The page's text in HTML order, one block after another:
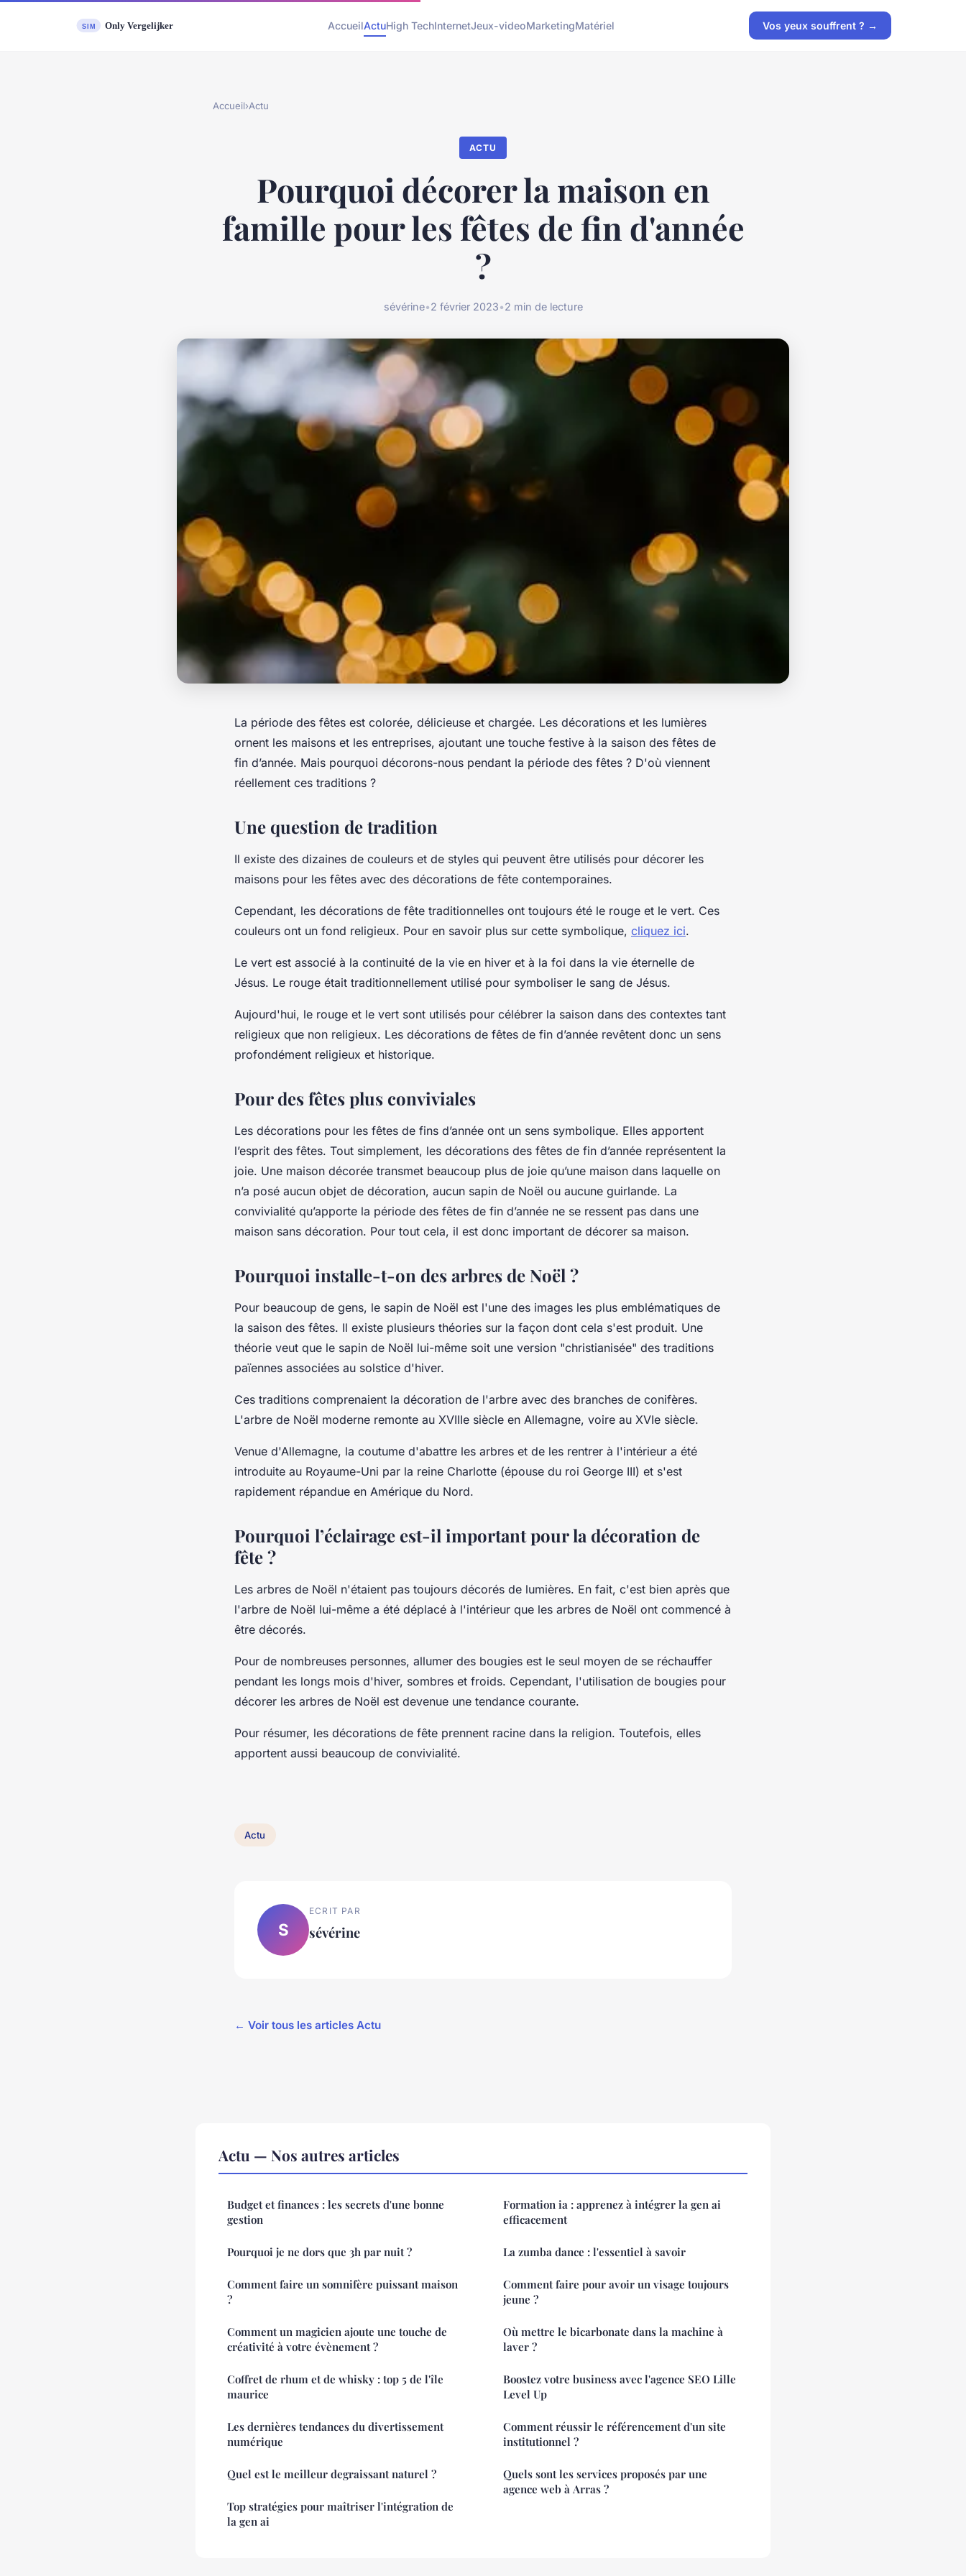
AccueilActuHigh TechInternetJeux-videoMarketingMatériel Vos yeux souffrent ? →
Accueil›Actu
ACTU
Pourquoi décorer la maison en
famille pour les fêtes de fin d'année
?
sévérine•2 février 2023•2 min de lecture
La période des fêtes est colorée, délicieuse et chargée. Les décorations et les lumières
ornent les maisons et les entreprises, ajoutant une touche festive à la saison des fêtes de
fin d’année. Mais pourquoi décorons-nous pendant la période des fêtes ? D'où viennent
réellement ces traditions ?
Une question de tradition
Il existe des dizaines de couleurs et de styles qui peuvent être utilisés pour décorer les
maisons pour les fêtes avec des décorations de fête contemporaines.
Cependant, les décorations de fête traditionnelles ont toujours été le rouge et le vert. Ces
couleurs ont un fond religieux. Pour en savoir plus sur cette symbolique, cliquez ici.
Le vert est associé à la continuité de la vie en hiver et à la foi dans la vie éternelle de
Jésus. Le rouge était traditionnellement utilisé pour symboliser le sang de Jésus.
Aujourd'hui, le rouge et le vert sont utilisés pour célébrer la saison dans des contextes tant
religieux que non religieux. Les décorations de fêtes de fin d’année revêtent donc un sens
profondément religieux et historique.
Pour des fêtes plus conviviales
Les décorations pour les fêtes de fins d’année ont un sens symbolique. Elles apportent
l’esprit des fêtes. Tout simplement, les décorations des fêtes de fin d’année représentent la
joie. Une maison décorée transmet beaucoup plus de joie qu’une maison dans laquelle on
n’a posé aucun objet de décoration, aucun sapin de Noël ou aucune guirlande. La
convivialité qu’apporte la période des fêtes de fin d’année ne se ressent pas dans une
maison sans décoration. Pour tout cela, il est donc important de décorer sa maison.
Pourquoi installe-t-on des arbres de Noël ?
Pour beaucoup de gens, le sapin de Noël est l'une des images les plus emblématiques de
la saison des fêtes. Il existe plusieurs théories sur la façon dont cela s'est produit. Une
théorie veut que le sapin de Noël lui-même soit une version "christianisée" des traditions
païennes associées au solstice d'hiver.
Ces traditions comprenaient la décoration de l'arbre avec des branches de conifères.
L'arbre de Noël moderne remonte au XVIIIe siècle en Allemagne, voire au XVIe siècle.
Venue d'Allemagne, la coutume d'abattre les arbres et de les rentrer à l'intérieur a été
introduite au Royaume-Uni par la reine Charlotte (épouse du roi George III) et s'est
rapidement répandue en Amérique du Nord.
Pourquoi l’éclairage est-il important pour la décoration de
fête ?
Les arbres de Noël n'étaient pas toujours décorés de lumières. En fait, c'est bien après que
l'arbre de Noël lui-même a été déplacé à l'intérieur que les arbres de Noël ont commencé à
être décorés.
Pour de nombreuses personnes, allumer des bougies est le seul moyen de se réchauffer
pendant les longs mois d'hiver, sombres et froids. Cependant, l'utilisation de bougies pour
décorer les arbres de Noël est devenue une tendance courante.
Pour résumer, les décorations de fête prennent racine dans la religion. Toutefois, elles
apportent aussi beaucoup de convivialité.
Actu
S
ECRIT PAR
sévérine
← Voir tous les articles Actu
Actu — Nos autres articles
Budget et finances : les secrets d'une bonne
gestion
Pourquoi je ne dors que 3h par nuit ?
Comment faire un somnifère puissant maison
?
Comment un magicien ajoute une touche de
créativité à votre évènement ?
Coffret de rhum et de whisky : top 5 de l'île
maurice
Les dernières tendances du divertissement
numérique
Quel est le meilleur degraissant naturel ?
Top stratégies pour maîtriser l'intégration de
la gen ai
Formation ia : apprenez à intégrer la gen ai
efficacement
La zumba dance : l'essentiel à savoir
Comment faire pour avoir un visage toujours
jeune ?
Où mettre le bicarbonate dans la machine à
laver ?
Boostez votre business avec l'agence SEO Lille
Level Up
Comment réussir le référencement d'un site
institutionnel ?
Quels sont les services proposés par une
agence web à Arras ?